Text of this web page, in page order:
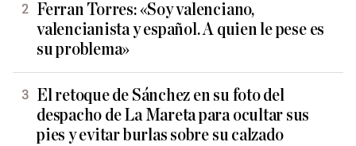
Ferran Torres: «Soy valenciano,
valencianista y español. A quien le pese es
su problema»
El retoque de Sánchez en su foto del
despacho de La Mareta para ocultar sus
pies y evitar burlas sobre su calzado